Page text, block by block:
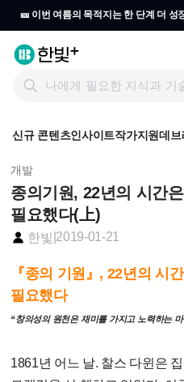
🎫 이번 여름의 목적지는 한 단계 더 성
신규 콘텐츠인사이트작가지원데브
개발
종의기원, 22년의 시간
필요했다(上)
한빛 2019-01-21
『종의 기원』, 22년의 시
필요했다
“창의성의 원천은 재미를 가지고 노력하는
1861년 어느 날. 찰스 다윈은